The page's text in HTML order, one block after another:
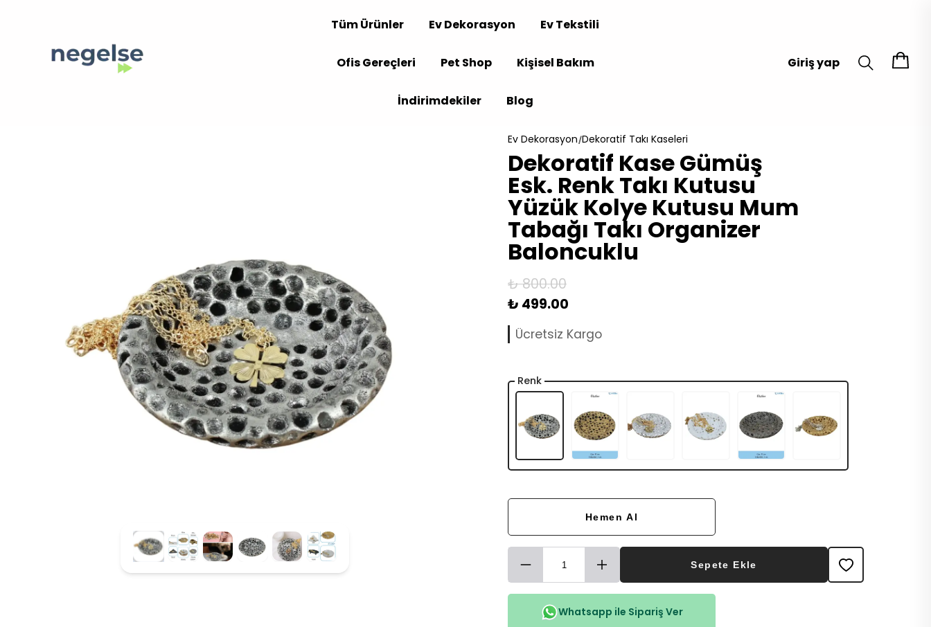
Tüm Ürünler Ev Dekorasyon Ev Tekstili
Ofis Gereçleri Pet Shop Kişisel Bakım
İndirimdekiler Blog
Giriş yap
Ev Dekorasyon Dekoratif Takı Kaseleri
Dekoratif Kase Gümüş
Esk. Renk Takı Kutusu
Yüzük Kolye Kutusu Mum
Tabağı Takı Organizer
Baloncuklu
₺ 800.00
₺ 499.00
Ücretsiz Kargo
Renk
Hemen Al
Sepete Ekle
Whatsapp ile Sipariş Ver